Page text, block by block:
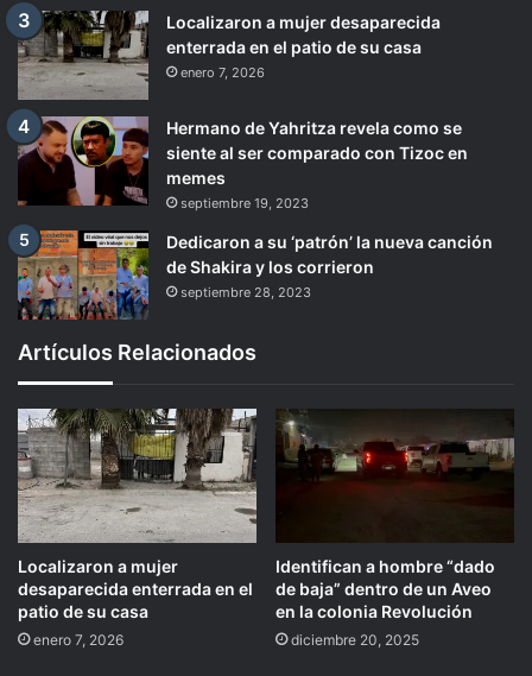
Localizaron a mujer desaparecida
enterrada en el patio de su casa
enero 7, 2026
Hermano de Yahritza revela como se
siente al ser comparado con Tizoc en
memes
septiembre 19, 2023
Dedicaron a su ‘patrón’ la nueva canción
de Shakira y los corrieron
septiembre 28, 2023
Artículos Relacionados
Localizaron a mujer
desaparecida enterrada en el
patio de su casa
enero 7, 2026
Identifican a hombre “dado
de baja” dentro de un Aveo
en la colonia Revolución
diciembre 20, 2025